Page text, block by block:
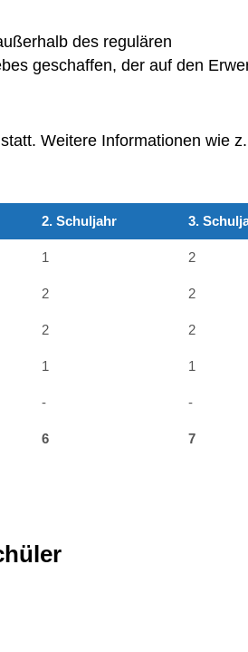
des regulären
geschaffen, der auf den
Weitere Informationen wie
2. Schuljahr 3.
1 2
2 2
2 2
1 1
- -
6 7